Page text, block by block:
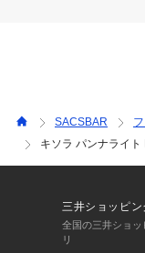
ご注意ください：
おります。 お客様
の色味と異なる場
● メーカーサイズ、
SACSBAR
キソラ パンナライ
三井ショッピン
全国の三井ショ
リ